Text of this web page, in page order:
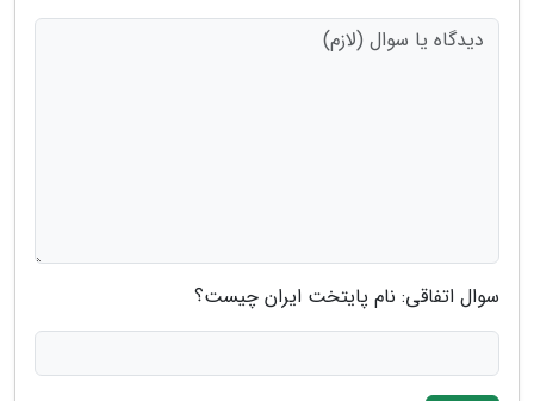
سوال اتفاقی: نام پایتخت ایران چیست؟